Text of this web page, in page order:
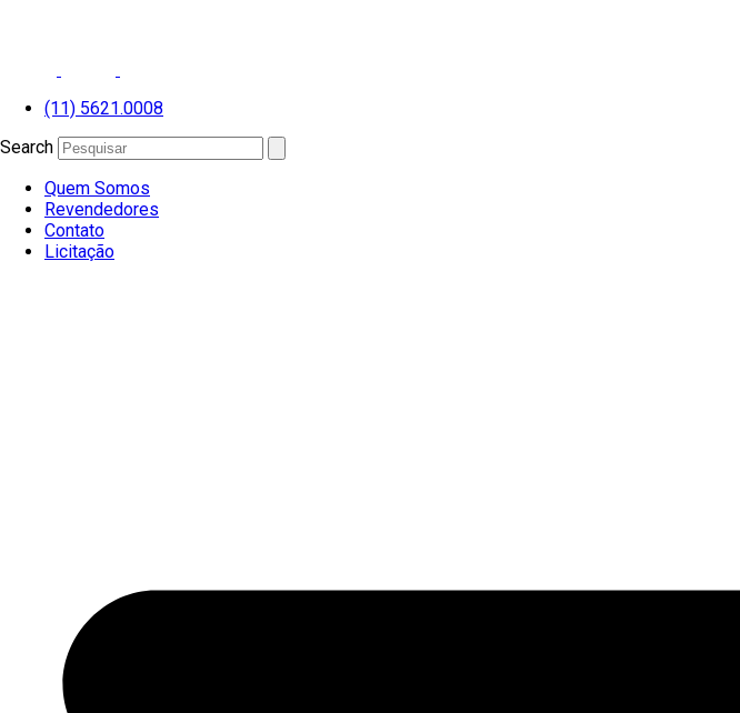
conteúdo
(11) 5621.0008
Search
Quem Somos
Revendedores
Contato
Licitação